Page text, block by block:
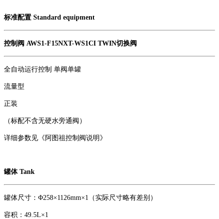
标准配置 Standard equipment
控制阀 AWS1-F15NXT-WS1CI TWIN切换阀
全自动运行控制 单阀单罐
流量型
正装
（标配不含无硬水旁通阀）
详细参数见《阿图祖控制阀说明》
罐体 Tank
罐体尺寸：Φ258×1126mm×1（实际尺寸略有差别）
容积：49.5L×1